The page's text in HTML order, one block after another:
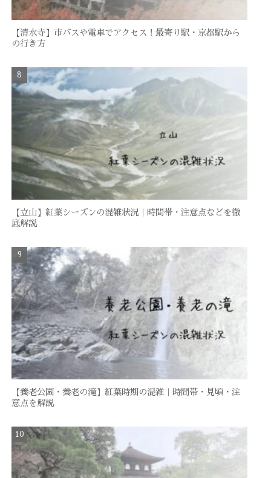
【清水寺】市バスや電車でアクセス！最寄り駅・京都駅から
の行き方
【立山】紅葉シーズンの混雑状況｜時間帯・注意点などを徹
底解説
【養老公園・養老の滝】紅葉時期の混雑｜時間帯・見頃・注
意点を解説